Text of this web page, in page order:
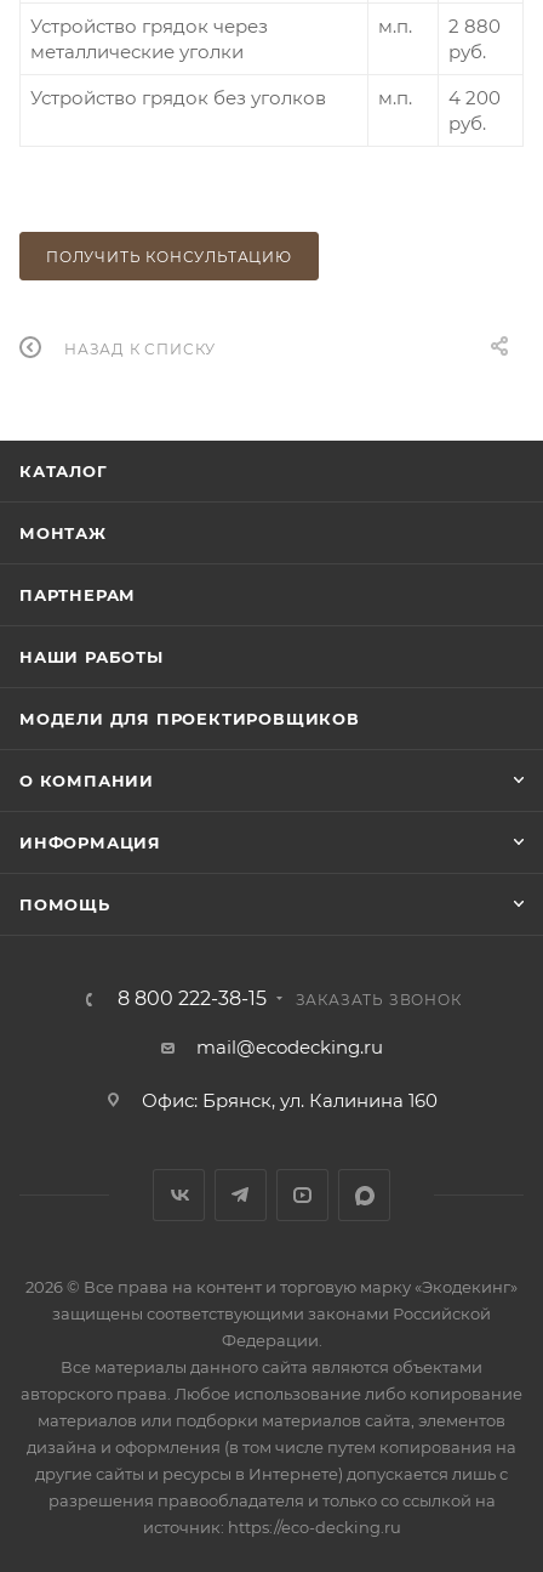
Устройство грядок через
металлические уголки
м.п.
2 880
руб.
Устройство грядок без уголков
м.п.
4 200
руб.
ПОЛУЧИТЬ КОНСУЛЬТАЦИЮ
НАЗАД К СПИСКУ
КАТАЛОГ
МОНТАЖ
ПАРТНЕРАМ
НАШИ РАБОТЫ
МОДЕЛИ ДЛЯ ПРОЕКТИРОВЩИКОВ
О КОМПАНИИ
ИНФОРМАЦИЯ
ПОМОЩЬ
8 800 222-38-15 ЗАКАЗАТЬ ЗВОНОК
mail@ecodecking.ru
Офис: Брянск, ул. Калинина 160
2026 © Все права на контент и торговую марку «Экодекинг»
защищены соответствующими законами Российской
Федерации.
Все материалы данного сайта являются объектами
авторского права. Любое использование либо копирование
материалов или подборки материалов сайта, элементов
дизайна и оформления (в том числе путем копирования на
другие сайты и ресурсы в Интернете) допускается лишь с
разрешения правообладателя и только со ссылкой на
источник: https://eco-decking.ru